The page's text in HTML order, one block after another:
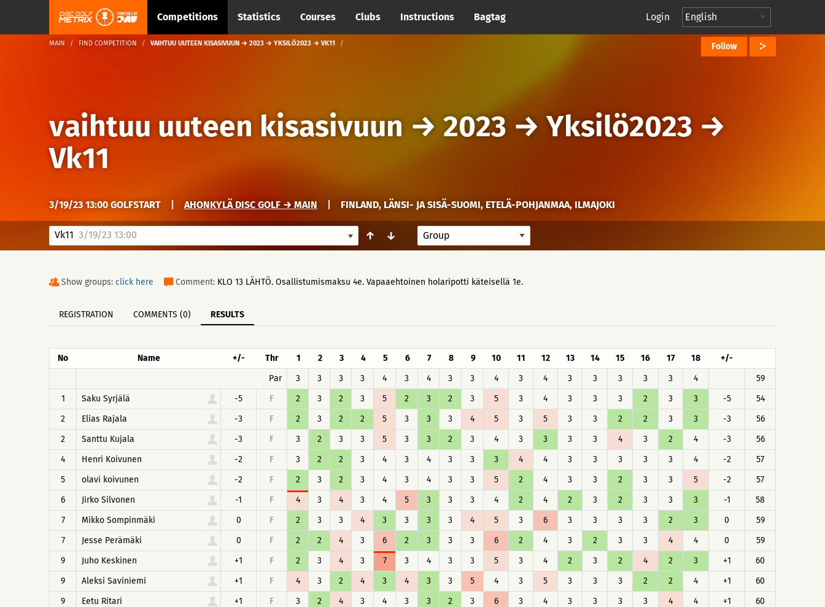
Competitions Statistics Courses Clubs Instructions Bagtag Login
MAIN FIND COMPETITION VAIHTUU UUTEEN KISASIVUUN → 2023 → YKSILÖ2023 → VK11 Follow
vaihtuu uuteen kisasivuun → 2023 →Yksilö2023 →
Vk11
3/19/23 13:00 GOLFSTART AHONKYLÄ DISC GOLF → MAIN FINLAND, LÄNSI- JA SISÄ-SUOMI, ETELÄ-POHJANMAA, ILMAJOKI
Vk11 3/19/23 13:00 ↑ ↓
Show groups: click here Comment: KLO 13 LÄHTÖ. Osallistumismaksu 4e. Vapaaehtoinen holaripotti käteisellä 1e.
REGISTRATION COMMENTS (0) RESULTS
No Name +/- Thr 1 2 3 4 5 6 7 8 9 10 11 12 13 14 15 16 17 18
+/-
Par
3 3 3 3 4 3 4 3 3 4 3 4 3 3 3 3 3 4
59
1
Saku Syrjälä -5 F 2 3 2 3 5 2 3 2 3 5 3 4 3 3 3 2 3 3 -5
54
2
Elias Rajala -3 F 2 3 2 2 5 3 3 3 4 5 3 5 3 3 2 2 3 3 -3
56
2
Santtu Kujala -3 F 3 2 3 3 5 3 3 2 3 4 3 3 3 3 4 3 2 4 -3
56
4
Henri Koivunen -2 F 3 2 2 3 4 3 4 3 3 3 4 4 3 3 3 3 3 4 -2
57
5
olavi koivunen -2 F 2 3 2 3 4 3 4 3 3 5 2 4 3 3 2 3 3 5 -2
57
6
Jirko Silvonen -1 F 4 3 4 3 4 5 3 3 3 4 2 4 2 3 2 3 3 3 -1
58
7
Mikko Sompinmäki 0 F 2 3 3 4 3 3 3 3 4 5 3 6 3 3 3 3 2 3 0
59
7
Jesse Perämäki 0 F 2 2 4 3 6 2 3 3 3 6 2 4 3 2 3 3 4 4 0
59
9
Juho Keskinen +1 F 2 3 4 3 7 3 4 3 3 5 3 4 2 3 2 4 2 3 +1
60
9
Aleksi Saviniemi +1 F 4 3 2 4 3 4 3 3 5 4 3 5 3 3 3 2 2 4 +1
60
9
Eetu Ritari +1 F 3 2 4 3 4 3 3 2 3 6 3 4 3 3 3 3 4 4 +1
60